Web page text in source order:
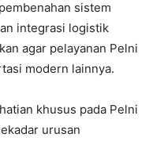
sistem
integrasi logistik
agar pelayanan Pelni
modern lainnya.
khusus pada Pelni
urusan